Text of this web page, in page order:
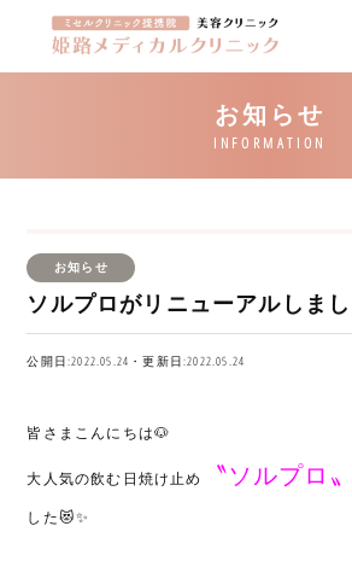
お知らせ
ソルプロがリニューアルしま
公開日:2022.05.24・更新日:2022.05.24
皆さまこんにちは🐶
大人気の飲む日焼け止め 〝ソルプロ〟
した😻✨